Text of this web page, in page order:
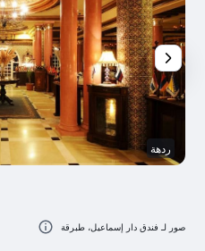
ردهة
صور لـ فندق دار إسماعيل، طبرقة